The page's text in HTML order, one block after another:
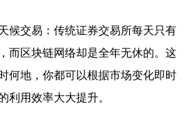
候交易 ：传统证券交易所每天只有
而区块链网络却是全年无休的。这
何地，你都可以根据市场变化即时
利用效率大大提升。